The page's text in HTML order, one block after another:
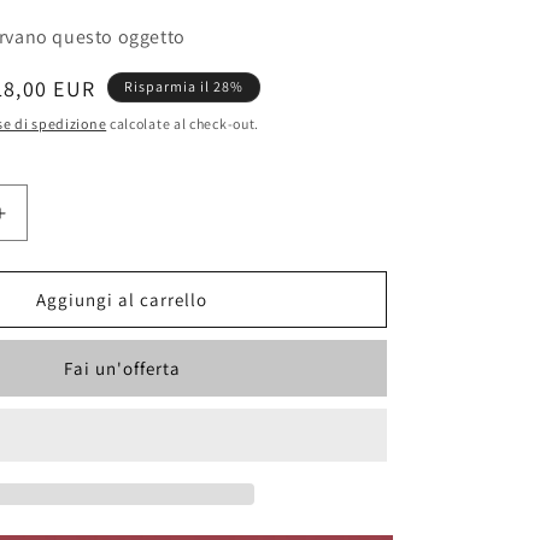
questo oggetto
EUR Risparmia il 28%
di spedizione calcolate al check-out.
Aumenta
Chiuso
Settimanale
Aggiungi al carrello
Fai un'offerta